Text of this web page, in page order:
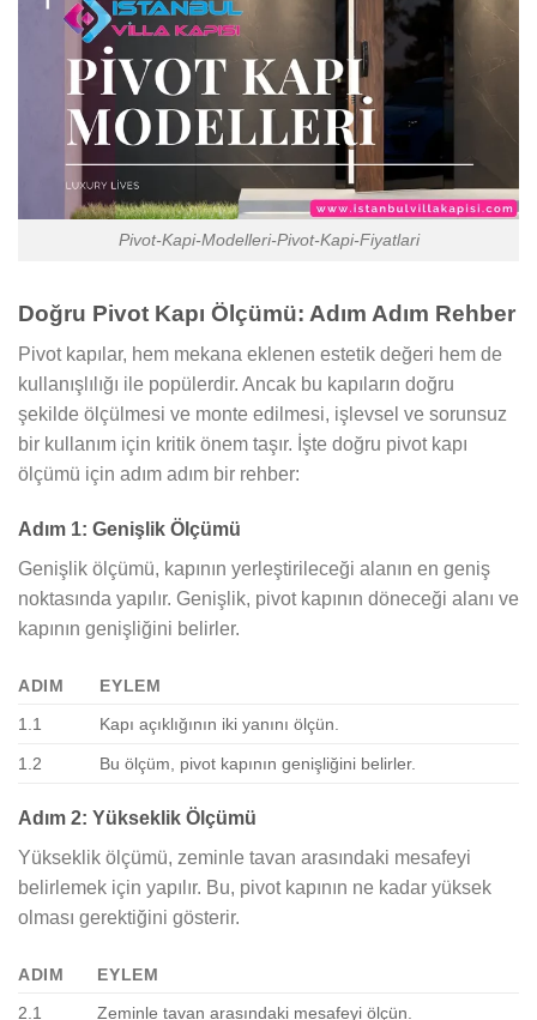
Pivot-Kapi-Modelleri-Pivot-Kapi-Fiyatlari
Doğru Pivot Kapı Ölçümü: Adım Adım Rehber
Pivot kapılar, hem mekana eklenen estetik değeri hem de
kullanışlılığı ile popülerdir. Ancak bu kapıların doğru
şekilde ölçülmesi ve monte edilmesi, işlevsel ve sorunsuz
bir kullanım için kritik önem taşır. İşte doğru pivot kapı
ölçümü için adım adım bir rehber:
Adım 1: Genişlik Ölçümü
Genişlik ölçümü, kapının yerleştirileceği alanın en geniş
noktasında yapılır. Genişlik, pivot kapının döneceği alanı ve
kapının genişliğini belirler.
ADIM
EYLEM
1.1
Kapı açıklığının iki yanını ölçün.
1.2 Bu ölçüm, pivot kapının genişliğini belirler.
Adım 2: Yükseklik Ölçümü
Yükseklik ölçümü, zeminle tavan arasındaki mesafeyi
belirlemek için yapılır. Bu, pivot kapının ne kadar yüksek
olması gerektiğini gösterir.
ADIM
EYLEM
2.1
Zeminle tavan arasındaki mesafeyi ölçün.